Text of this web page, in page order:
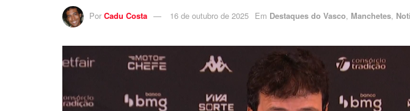
Por Cadu Costa 16 de outubro de 2025 Em Destaques do Vasco, Manchetes,